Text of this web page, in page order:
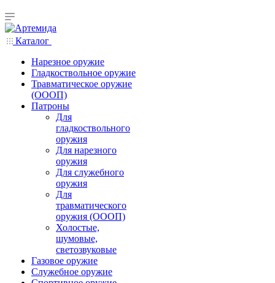
Каталог
Нарезное оружие
Гладкоствольное оружие
Травматическое оружие
(ОООП)
Патроны
Для
гладкоствольного
оружия
Для нарезного
оружия
Для служебного
оружия
Для
травматического
оружия (ОООП)
Холостые,
шумовые,
светозвуковые
Газовое оружие
Служебное оружие